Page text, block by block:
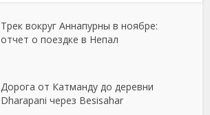
Трек вокруг Аннапурны в ноябре:
отчет о поездке в Непал
Дорога от Катманду до деревни
Dharapani через Besisahar